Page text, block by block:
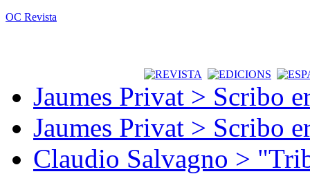
OC Revista
Jaumes Privat > Scribo
Jaumes Privat > Scribo
Claudio Salvagno >